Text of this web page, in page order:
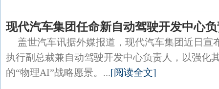
现代汽车集团任命新自动驾驶开发中心
盖世汽车讯据外媒报道，现代汽车集团近日宣
执行副总裁兼自动驾驶开发中心负责人，以强化
的“物理AI”战略愿景。...[阅读全文]